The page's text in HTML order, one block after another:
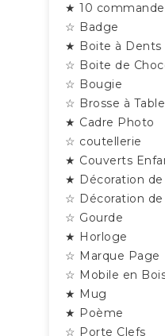
★ 10
☆ Badge
★ Boite à Dents
☆ Boite de
☆ Bougie
☆ Brosse à
★ Cadre Photo
☆ coutellerie
★ Couverts
★ Décoration
☆ Décoration de
☆ Gourde
★ Horloge
☆ Marque Page
☆ Mobile en
★ Mug
★ Poème
☆ Porte Clefs